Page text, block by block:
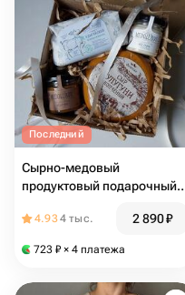
Последний
Сырно-медовый
продуктовый подарочный
4.934 тыс. 2 890₽
723 ₽ × 4 платежа